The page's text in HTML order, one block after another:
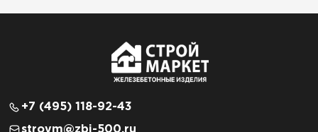
+7 (495) 118-92-43
stroym@zbi-500.ru